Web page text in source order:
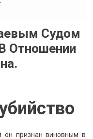
Судом
Отношении
он признан виновным в